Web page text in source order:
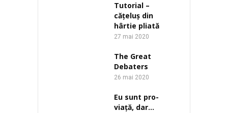
Tutorial –
cățeluș din
hârtie pliată
27 mai 2020
The Great
Debaters
26 mai 2020
Eu sunt pro-
viață, dar…